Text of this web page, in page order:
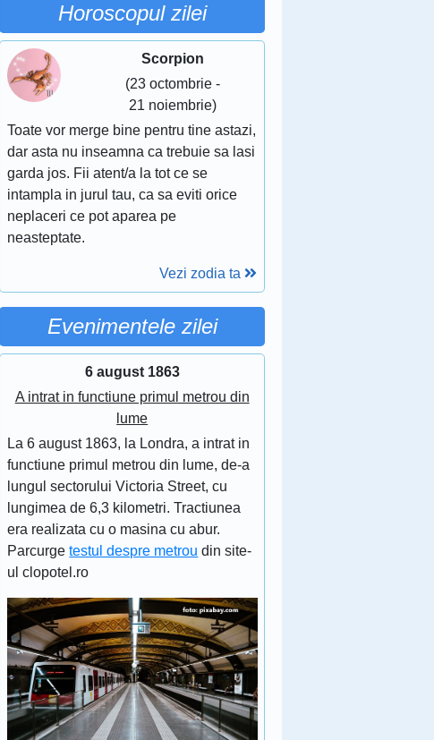
Horoscopul zilei
Scorpion
(23 octombrie -
21 noiembrie)
Toate vor merge bine pentru tine astazi,
dar asta nu inseamna ca trebuie sa lasi
garda jos. Fii atent/a la tot ce se
intampla in jurul tau, ca sa eviti orice
neplaceri ce pot aparea pe
neasteptate.
Vezi zodia ta
Evenimentele zilei
6 august 1863
A intrat in functiune primul metrou din
lume
La 6 august 1863, la Londra, a intrat in
functiune primul metrou din lume, de-a
lungul sectorului Victoria Street, cu
lungimea de 6,3 kilometri. Tractiunea
era realizata cu o masina cu abur.
Parcurgetestul despre metrou din site-
ul clopotel.ro